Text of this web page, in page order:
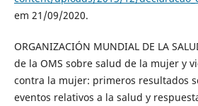
em 21/09/2020.
ORGANIZACIÓN MUNDIAL DE LA
de la OMS sobre salud de la mujer y
contra la mujer: primeros resultados
eventos relativos a la salud y